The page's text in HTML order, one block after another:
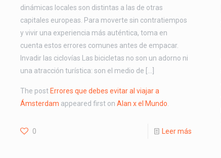
dinámicas locales son distintas a las de otras
capitales europeas. Para moverte sin contratiempos
y vivir una experiencia más auténtica, toma en
cuenta estos errores comunes antes de empacar.
Invadir las ciclovías Las bicicletas no son un adorno ni
una atracción turística: son el medio de […]
The post Errores que debes evitar al viajar a
Ámsterdam appeared first on Alan x el Mundo.
0 Leer más